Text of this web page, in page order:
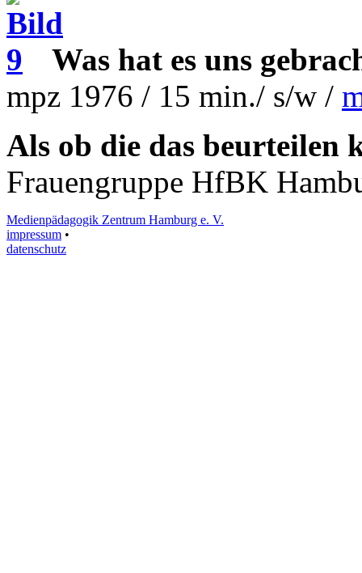
Was hat es uns
mpz 1976 / 15 min./ s/w /
Als ob die das beurteilen
Frauengruppe HfBK
Medienpädagogik Zentrum Hamburg e. V.
impressum •
datenschutz